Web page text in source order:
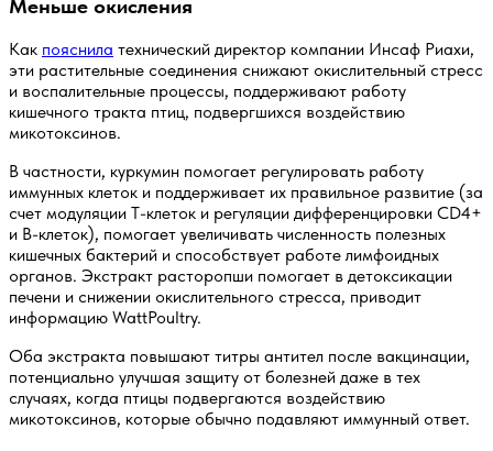
Меньше окисления
Как пояснила технический директор компании Инсаф Риахи,
эти растительные соединения снижают окислительный стресс
и воспалительные процессы, поддерживают работу
кишечного тракта птиц, подвергшихся воздействию
микотоксинов.
В частности, куркумин помогает регулировать работу
иммунных клеток и поддерживает их правильное развитие (за
счет модуляции Т-клеток и регуляции дифференцировки CD4+
и B-клеток), помогает увеличивать численность полезных
кишечных бактерий и способствует работе лимфоидных
органов. Экстракт расторопши помогает в детоксикации
печени и снижении окислительного стресса, приводит
информацию WattPoultry.
Оба экстракта повышают титры антител после вакцинации,
потенциально улучшая защиту от болезней даже в тех
случаях, когда птицы подвергаются воздействию
микотоксинов, которые обычно подавляют иммунный ответ.